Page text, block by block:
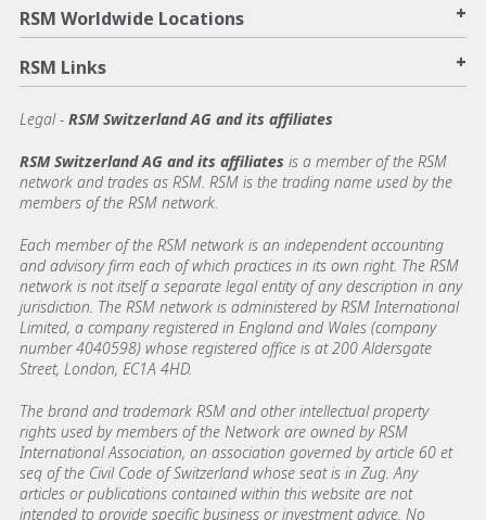
RSM Worldwide Locations +
RSM Links +
Legal - RSM Switzerland AG and its affiliates
RSM Switzerland AG and its affiliates is a member of the RSM
network and trades as RSM. RSM is the trading name used by the
members of the RSM network.
Each member of the RSM network is an independent accounting
and advisory firm each of which practices in its own right. The RSM
network is not itself a separate legal entity of any description in any
jurisdiction. The RSM network is administered by RSM International
Limited, a company registered in England and Wales (company
number 4040598) whose registered office is at 200 Aldersgate
Street, London, EC1A 4HD.
The brand and trademark RSM and other intellectual property
rights used by members of the Network are owned by RSM
International Association, an association governed by article 60 et
seq of the Civil Code of Switzerland whose seat is in Zug. Any
articles or publications contained within this website are not
intended to provide specific business or investment advice. No